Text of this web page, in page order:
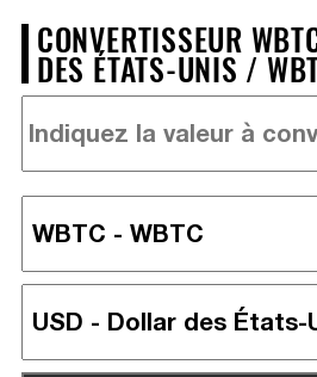
CONVERTISSEUR
DES ÉTATS-UNIS /